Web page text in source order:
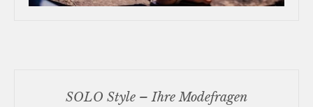
SOLO Style – Ihre Modefragen